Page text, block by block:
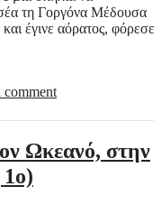
τη Γοργόνα Μέδουσα
έγινε αόρατος, φόρεσε
comment
Ωκεανό, στην